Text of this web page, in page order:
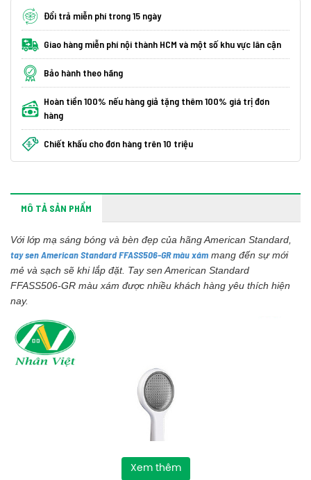
Đổi trả miễn phí trong 15 ngày
Giao hàng miễn phí nội thành HCM và một số khu vực lân cận
Bảo hành theo hãng
Hoàn tiền 100% nếu hàng giả tặng thêm 100% giá trị đơn
hàng
Chiết khấu cho đơn hàng trên 10 triệu
MÔ TẢ SẢN PHẨM
Với lớp mạ sáng bóng và bèn đẹp của hãng American Standard,
tay sen American Standard FFASS506-GR màu xám mang đến sự mới
mẻ và sạch sẽ khi lắp đặt. Tay sen American Standard
FFASS506-GR màu xám được nhiều khách hàng yêu thích hiện
nay.
Xem thêm